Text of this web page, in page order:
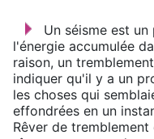
Un séisme est un
l'énergie accumulée
raison, un
indiquer qu'il y a un
les choses qui
effondrées en un
Rêver de